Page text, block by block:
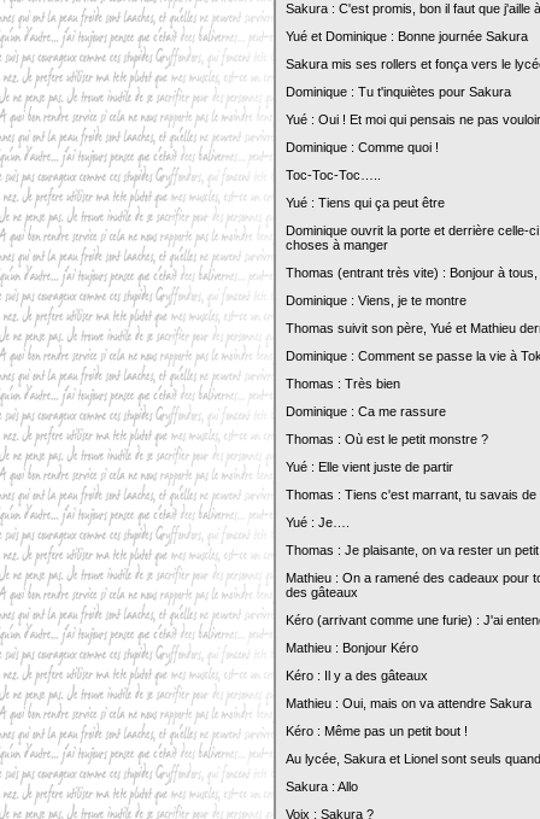
Sakura : C'est promis, bon il faut que j'aille
Yué et Dominique : Bonne journée Sakura
Sakura mis ses rollers et fonça vers le
Dominique : Tu t'inquiètes pour Sakura
Yué : Oui ! Et moi qui pensais ne pas
Dominique : Comme quoi !
Toc-Toc-Toc…..
Yué : Tiens qui ça peut être
Dominique ouvrit la porte et derrière celle-
choses à manger
Thomas (entrant très vite) : Bonjour à
Dominique : Viens, je te montre
Thomas suivit son père, Yué et Mathieu
Dominique : Comment se passe la vie à
Thomas : Très bien
Dominique : Ca me rassure
Thomas : Où est le petit monstre ?
Yué : Elle vient juste de partir
Thomas : Tiens c'est marrant, tu savais de
Yué : Je….
Thomas : Je plaisante, on va rester un
Mathieu : On a ramené des cadeaux pour
des gâteaux
Kéro (arrivant comme une furie) : J'ai
Mathieu : Bonjour Kéro
Kéro : Il y a des gâteaux
Mathieu : Oui, mais on va attendre Sakura
Kéro : Même pas un petit bout !
Au lycée, Sakura et Lionel sont seuls
Sakura : Allo
Voix : Sakura ?